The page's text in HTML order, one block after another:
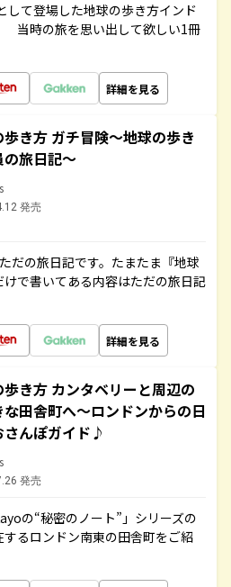
して登場した地球の歩き方インド
当時の旅を思い出して欲しい1冊
詳細を見る
き方 ガチ冒険～地球の歩き
の旅日記～
発売
だの旅日記です。たまたま『地球
で書いてある内容はただの旅日記
詳細を見る
き方 カンタベリーと周辺の
な田舎町へ～ロンドンからの日
さんぽガイド♪
発売
の“秘密のノート”」シリーズの
るロンドン南東の田舎町をご紹